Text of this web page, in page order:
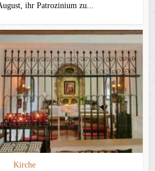
ihr Patrozinium zu...
Kirche